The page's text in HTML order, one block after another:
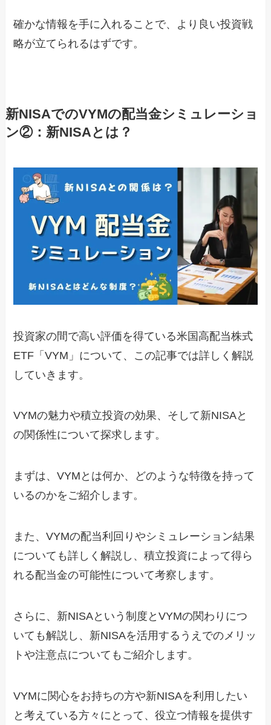
確かな情報を手に入れることで、より良い投資戦
略が立てられるはずです。
新NISAでのVYMの配当金シミュレーショ
ン②：新NISAとは？
投資家の間で高い評価を得ている米国高配当株式
ETF「VYM」について、この記事では詳しく解説
していきます。
VYMの魅力や積立投資の効果、そして新NISAと
の関係性について探求します。
まずは、VYMとは何か、どのような特徴を持って
いるのかをご紹介します。
また、VYMの配当利回りやシミュレーション結果
についても詳しく解説し、積立投資によって得ら
れる配当金の可能性について考察します。
さらに、新NISAという制度とVYMの関わりにつ
いても解説し、新NISAを活用するうえでのメリッ
トや注意点についてもご紹介します。
VYMに関心をお持ちの方や新NISAを利用したい
と考えている方々にとって、役立つ情報を提供す